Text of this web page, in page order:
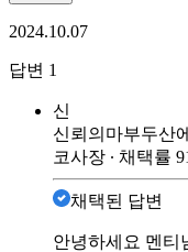
2024.10.07
답변 1
신
신뢰의마부두산
코사장 ∙ 채택률
채택된 답변
안녕하세요 멘티